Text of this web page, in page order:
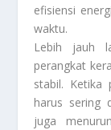
efisiensi
waktu.
Lebih jauh
perangkat
stabil. Ketika
harus sering
juga